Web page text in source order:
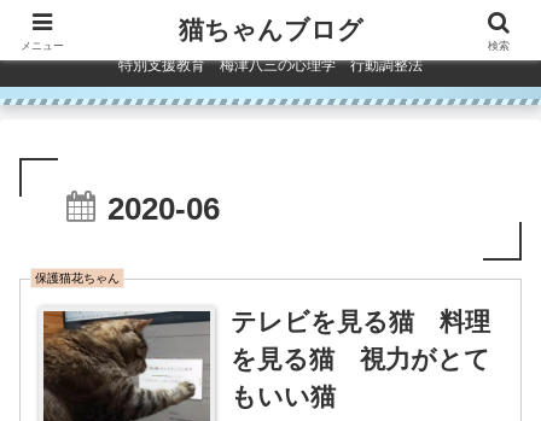
コンテンツへスキップ
特別支援教育 梅津八三の心理学 行動調整法
2020-06
保護猫花ちゃん
テレビを見る猫 料理
を見る猫 視力がとて
もいい猫
メニュー
猫ちゃんブログ
検索